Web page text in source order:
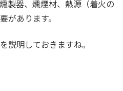
製器、燻煙材、熱源（着火の
があります。
説明しておきますね。